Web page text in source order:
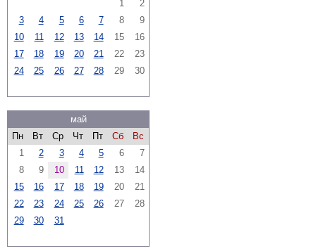
1
2
3
4 5 6 7 8
9
10
11 12 13 14 15
16
17
18 19 20 21 22
23
24
25 26 27 28 29 30
май
Пн
Вт Ср Чт Пт Сб
Вс
1
2 3 4 5 6
7
8
9 10 11 12 13
14
15
16 17 18 19 20
21
22
23 24 25 26 27
28
29
30 31